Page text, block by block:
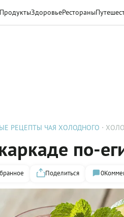
ПродуктыЗдоровьеРестораны
РЕЦЕПТЫ ЧАЯ ХОЛОДНОГО
по-
Поделиться 0